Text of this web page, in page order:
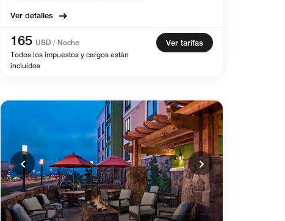
Ver detalles
165 USD / Noche
Todos los impuestos y cargos están
incluidos
Ver tarifas